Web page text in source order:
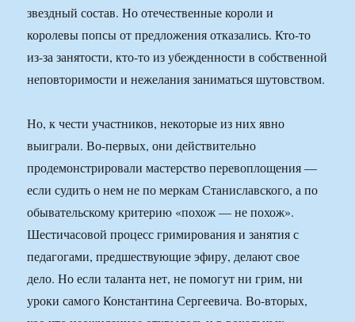
звездный состав. Но отечественные короли и
королевы попсы от предложения отказались. Кто-то
из-за занятости, кто-то из убежденности в собственной
неповторимости и нежелания заниматься шутовством.
Но, к чести участников, некоторые из них явно
выиграли. Во-первых, они действительно
продемонстрировали мастерство перевоплощения —
если судить о нем не по меркам Станиславского, а по
обывательскому критерию «похож — не похож».
Шестичасовой процесс гримирования и занятия с
педагогами, предшествующие эфиру, делают свое
дело. Но если таланта нет, не помогут ни грим, ни
уроки самого Константина Сергеевича. Во-вторых,